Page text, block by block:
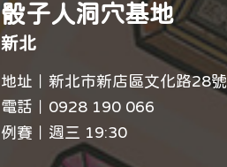
骰子人洞穴基地
新北
地址｜新北市新店區文化路28號
電話｜ 0928 190 066
例賽｜週三 19:30